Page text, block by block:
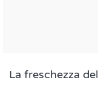
La freschezza